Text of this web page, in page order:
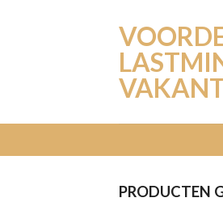
PRODUCTEN